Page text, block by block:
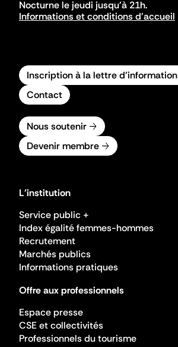
Nocturne le jeudi jusqu'à 21h.
Informations et conditions d'accueil
Inscription à la lettre d'information
Contact
Nous soutenir
Devenir membre
L'institution
Service public +
Index égalité femmes-hommes
Recrutement
Marchés publics
Informations pratiques
Offre aux professionnels
Espace presse
CSE et collectivités
Professionnels du tourisme